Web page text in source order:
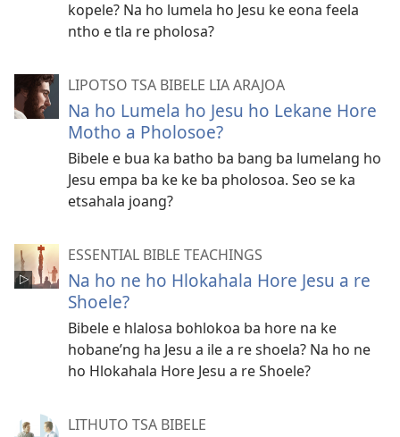
kopele? Na ho lumela ho Jesu ke eona feela
ntho e tla re pholosa?
LIPOTSO TSA BIBELE LIA ARAJOA
Na ho Lumela ho Jesu ho Lekane Hore
Motho a Pholosoe?
Bibele e bua ka batho ba bang ba lumelang ho
Jesu empa ba ke ke ba pholosoa. Seo se ka
etsahala joang?
ESSENTIAL BIBLE TEACHINGS
Na ho ne ho Hlokahala Hore Jesu a re
Shoele?
Bibele e hlalosa bohlokoa ba hore na ke
hobane’ng ha Jesu a ile a re shoela? Na ho ne
ho Hlokahala Hore Jesu a re Shoele?
LITHUTO TSA BIBELE